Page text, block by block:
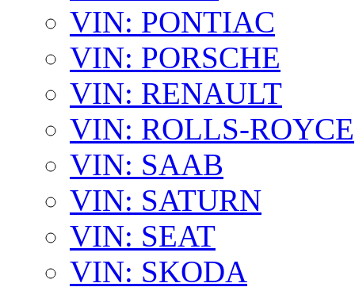
VIN: PONTIAC
VIN: PORSCHE
VIN: RENAULT
VIN: ROLLS-ROYCE
VIN: SAAB
VIN: SATURN
VIN: SEAT
VIN: SKODA